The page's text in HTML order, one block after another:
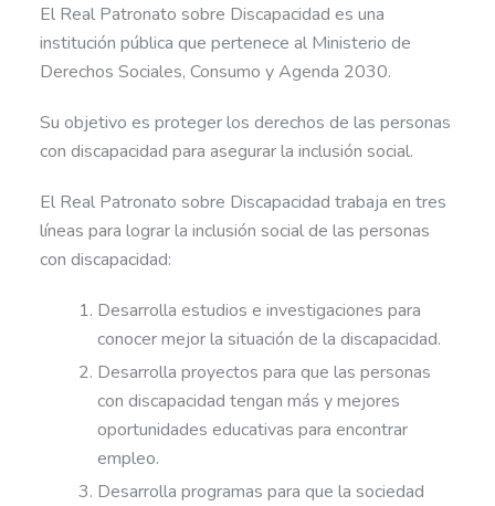
El Real Patronato sobre Discapacidad es una
institución pública que pertenece al Ministerio de
Derechos Sociales, Consumo y Agenda 2030.
Su objetivo es proteger los derechos de las personas
con discapacidad para asegurar la inclusión social.
El Real Patronato sobre Discapacidad trabaja en tres
líneas para lograr la inclusión social de las personas
con discapacidad:
Desarrolla estudios e investigaciones para
conocer mejor la situación de la discapacidad.
Desarrolla proyectos para que las personas
con discapacidad tengan más y mejores
oportunidades educativas para encontrar
empleo.
Desarrolla programas para que la sociedad